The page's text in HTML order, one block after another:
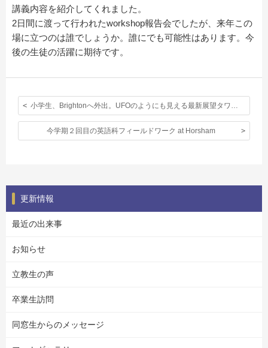
講義内容を紹介してくれました。
2日間に渡って行われたworkshop報告会でしたが、来年この
場に立つのは誰でしょうか。誰にでも可能性はあります。今
後の生徒の活躍に期待です。
今学期２回目の英語科フィールドワーク at Horsham
更新情報
最近の出来事
お知らせ
立教生の声
卒業生訪問
同窓生からのメッセージ